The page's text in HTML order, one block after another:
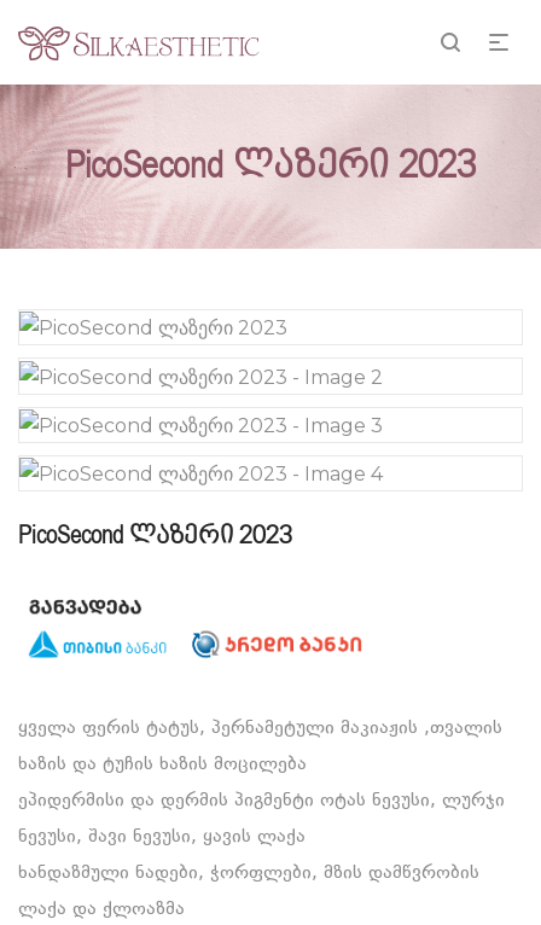
PicoSecond ლაზერი 2023
PicoSecond ლაზერი 2023
ყველა ფერის ტატუს, პერნამეტული მაკიაჟის ,თვალის
ხაზის და ტუჩის ხაზის მოცილება
ეპიდერმისი და დერმის პიგმენტი ოტას ნევუსი, ლურჯი
ნევუსი, შავი ნევუსი, ყავის ლაქა
ხანდაზმული ნადები, ჭორფლები, მზის დამწვრობის
ლაქა და ქლოაზმა